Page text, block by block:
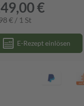
€
€ / 1 St
E-Rezept einlösen